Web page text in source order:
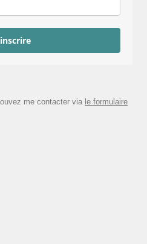
me contacter via le formulaire